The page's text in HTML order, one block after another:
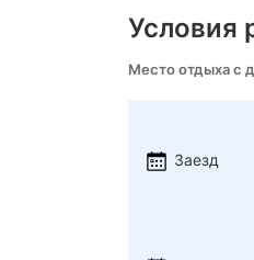
Условия
Место отдыха с
Заезд